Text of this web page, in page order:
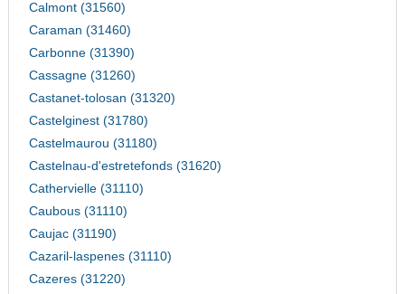
Calmont (31560)
Caraman (31460)
Carbonne (31390)
Cassagne (31260)
Castanet-tolosan (31320)
Castelginest (31780)
Castelmaurou (31180)
Castelnau-d'estretefonds (31620)
Cathervielle (31110)
Caubous (31110)
Caujac (31190)
Cazaril-laspenes (31110)
Cazeres (31220)